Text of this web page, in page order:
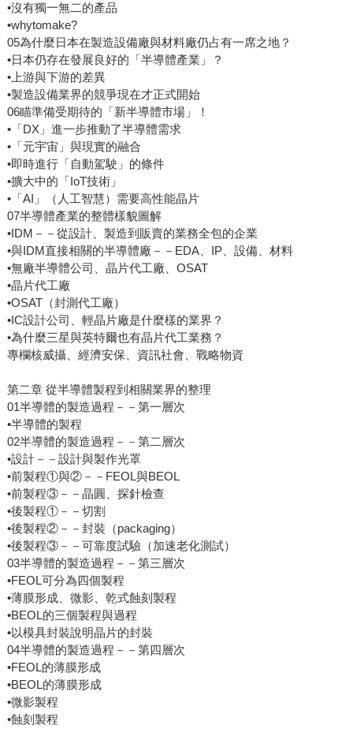
•沒有獨一無二的產品
•whytomake?
05為什麼日本在製造設備廠與材料廠仍占有一席之地？
•日本仍存在發展良好的「半導體產業」？
•上游與下游的差異
•製造設備業界的競爭現在才正式開始
06瞄準備受期待的「新半導體市場」！
•「DX」進一步推動了半導體需求
•「元宇宙」與現實的融合
•即時進行「自動駕駛」的條件
•擴大中的「IoT技術」
•「AI」（人工智慧）需要高性能晶片
07半導體產業的整體樣貌圖解
•IDM－－從設計、製造到販賣的業務全包的企業
•與IDM直接相關的半導體廠－－EDA、IP、設備、材料
•無廠半導體公司、晶片代工廠、OSAT
•晶片代工廠
•OSAT（封測代工廠）
•IC設計公司、輕晶片廠是什麼樣的業界？
•為什麼三星與英特爾也有晶片代工業務？
專欄核威攝、經濟安保、資訊社會、戰略物資
第二章 從半導體製程到相關業界的整理
01半導體的製造過程－－第一層次
•半導體的製程
02半導體的製造過程－－第二層次
•設計－－設計與製作光罩
•前製程①與②－－FEOL與BEOL
•前製程③－－晶圓、探針檢查
•後製程①－－切割
•後製程②－－封裝（packaging）
•後製程③－－可靠度試驗（加速老化測試）
03半導體的製造過程－－第三層次
•FEOL可分為四個製程
•薄膜形成、微影、乾式蝕刻製程
•BEOL的三個製程與過程
•以模具封裝說明晶片的封裝
04半導體的製造過程－－第四層次
•FEOL的薄膜形成
•BEOL的薄膜形成
•微影製程
•蝕刻製程